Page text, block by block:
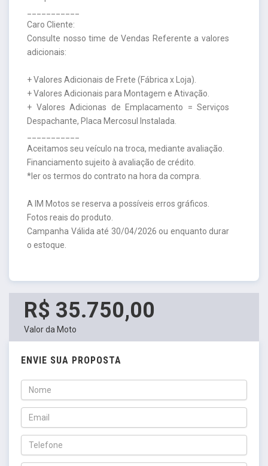
Caro Cliente:
Consulte nosso time de Vendas Referente a valores
adicionais:
+ Valores Adicionais de Frete (Fábrica x Loja).
+ Valores Adicionais para Montagem e Ativação.
+ Valores Adicionas de Emplacamento = Serviços
Despachante, Placa Mercosul Instalada.
Aceitamos seu veículo na troca, mediante avaliação.
Financiamento sujeito à avaliação de crédito.
*ler os termos do contrato na hora da compra.
A IM Motos se reserva a possíveis erros gráficos.
Fotos reais do produto.
Campanha Válida até 30/04/2026 ou enquanto durar
o estoque.
R$ 35.750,00
Valor da Moto
ENVIE SUA PROPOSTA